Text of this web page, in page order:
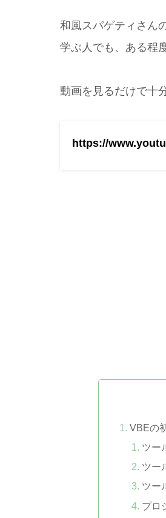
和風スパゲティさん
学ぶ人でも、ある程
動画を見るだけで十
https://
VBEの
ツー
ツー
ツー
プロ